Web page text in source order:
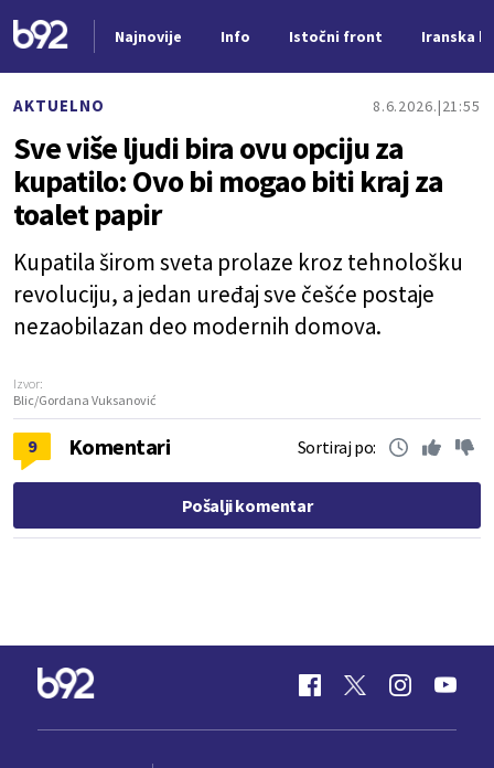
Najnovije Info Istočni front Iranska
AKTUELNO 8.6.2026. 21:55
Sve više ljudi bira ovu opciju za
kupatilo: Ovo bi mogao biti kraj za
toalet papir
Kupatila širom sveta prolaze kroz tehnološku
revoluciju, a jedan uređaj sve češće postaje
nezaobilazan deo modernih domova.
Izvor:
Blic/Gordana Vuksanović
9 Komentari Sortiraj po:
Pošalji komentar